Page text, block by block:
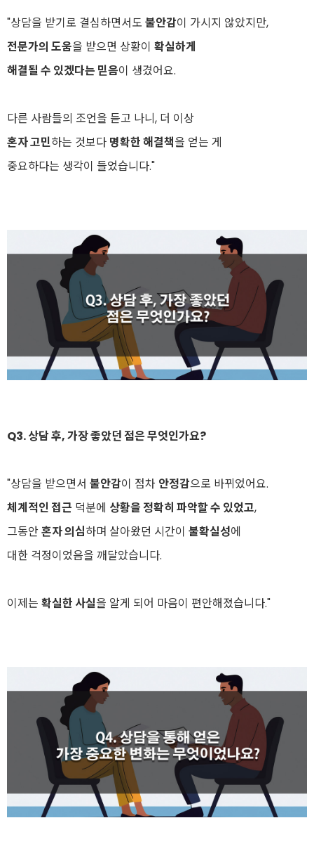
"상담을 받기로 결심하면서도 불안감이 가시지 않았지만,
전문가의 도움을 받으면 상황이 확실하게
해결될 수 있겠다는 믿음이 생겼어요.
다른 사람들의 조언을 듣고 나니, 더 이상
혼자 고민하는 것보다 명확한 해결책을 얻는 게
중요하다는 생각이 들었습니다."
Q3. 상담 후, 가장 좋았던 점은 무엇인가요?
"상담을 받으면서 불안감이 점차 안정감으로 바뀌었어요.
체계적인 접근 덕분에 상황을 정확히 파악할 수 있었고,
그동안혼자 의심하며 살아왔던 시간이 불확실성에
대한 걱정이었음을 깨달았습니다.
이제는 확실한 사실을 알게 되어 마음이 편안해졌습니다."